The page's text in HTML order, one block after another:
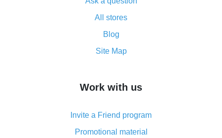
All about how cash back works on AliExpress
and what it does
How to get the most cash back on AliExpress -
simple methods
8% cash back on AliExpress - saving real money is a
real thing
All stores
Blog
Site Map
Work with us
Invite a Friend program
Promotional material